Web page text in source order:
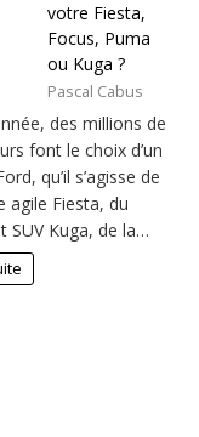
votre Fiesta,
Focus, Puma
ou Kuga ?
Pascal Cabus
des millions de
font le choix d’un
qu’il s’agisse de
agile Fiesta, du
SUV Kuga, de la…